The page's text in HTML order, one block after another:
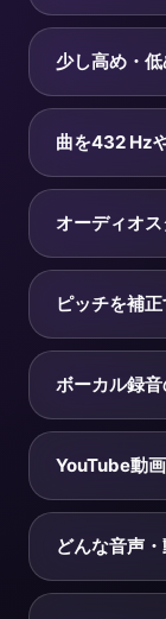
厳密には違い
ます。
せる用途に最
少し高め・
はい — まさに
スライダーを
曲を432 Hz
はい。ピッチ
なら440 Hz、
オーディオ
このページの
す：キーを正
ートで、一つ
ピッチを補
いいえ。
ても曲のテン
ボーカル録
はい。ボーカ
高め・低めに
が数秒で行い
YouTube動
はい。無料の
のコントロー
調律し、自分
どんな音声
KeyPitchは最